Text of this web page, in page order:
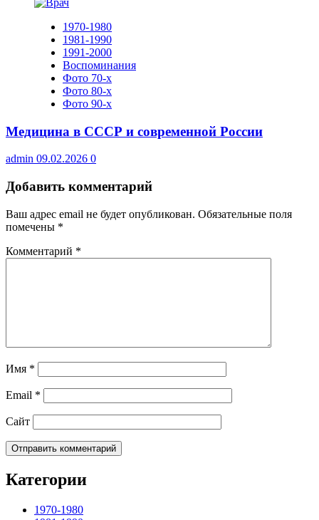
1970-1980
1981-1990
1991-2000
Воспоминания
Фото 70-х
Фото 80-х
Фото 90-х
Медицина в СССР и современной России
admin 09.02.2026 0
Добавить комментарий
Ваш адрес email не будет опубликован. Обязательные поля
помечены *
Комментарий *
Имя *
Email *
Сайт
Категории
1970-1980